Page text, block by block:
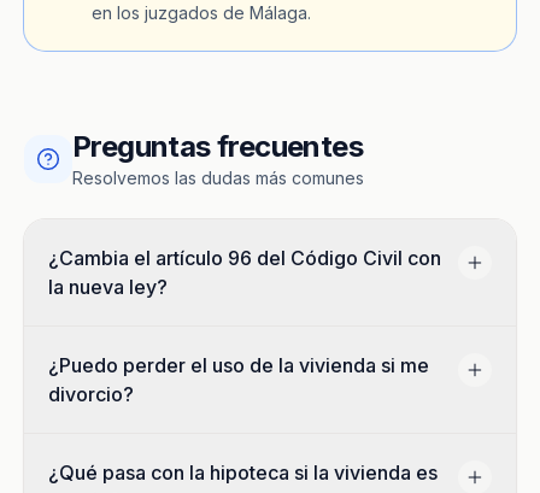
en los juzgados de Málaga.
Preguntas frecuentes
Resolvemos las dudas más comunes
¿Cambia el artículo 96 del Código Civil con
la nueva ley?
¿Puedo perder el uso de la vivienda si me
divorcio?
¿Qué pasa con la hipoteca si la vivienda es